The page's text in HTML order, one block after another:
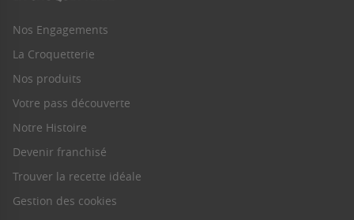
Nos Engagements
La Croquetterie
Nos produits
Votre pass découverte
Notre Histoire
Devenir franchisé
Trouver la recette idéale
Gestion des cookies